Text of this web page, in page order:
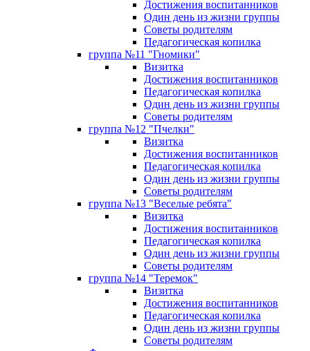
Достижения воспитанников
Один день из жизни группы
Советы родителям
Педагогическая копилка
группа №11 "Гномики"
Визитка
Достижения воспитанников
Педагогическая копилка
Один день из жизни группы
Советы родителям
группа №12 "Пчелки"
Визитка
Достижения воспитанников
Педагогическая копилка
Один день из жизни группы
Советы родителям
группа №13 "Веселые ребята"
Визитка
Достижения воспитанников
Педагогическая копилка
Один день из жизни группы
Советы родителям
группа №14 "Теремок"
Визитка
Достижения воспитанников
Педагогическая копилка
Один день из жизни группы
Советы родителям